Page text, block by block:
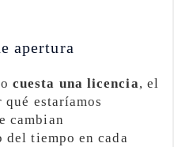
apertura
cuesta una licencia, el
estaríamos
cambian
del tiempo en cada